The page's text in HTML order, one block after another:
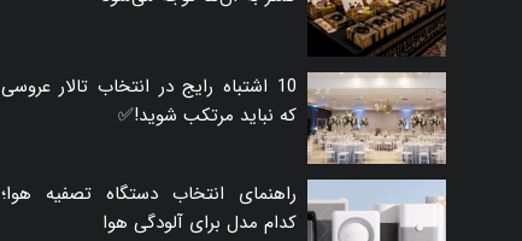
10 اشتباه رایج در انتخاب تالار عروسی
که نباید مرتکب شوید!✅
راهنمای انتخاب دستگاه تصفیه هوا؛
کدام مدل برای آلودگی هوا